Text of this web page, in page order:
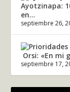
Ayotzinapa:
en...
septiembre 26,
Orsi: «En mi
septiembre 17,